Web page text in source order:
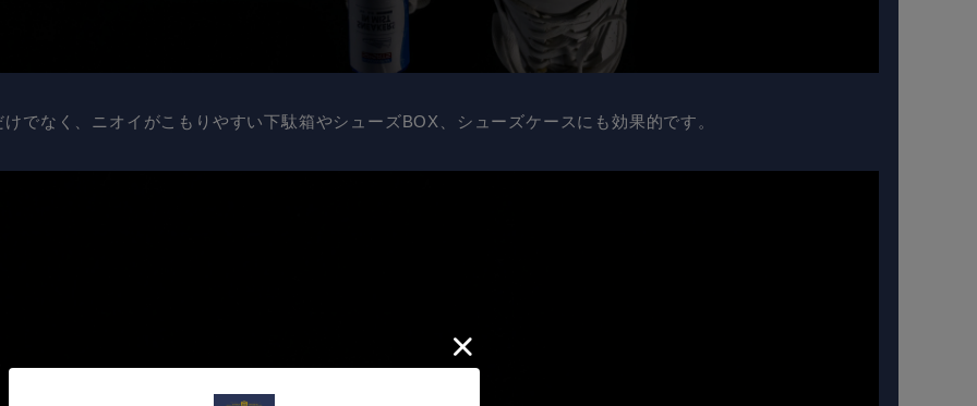
けでなく、ニオイがこもりやすい下駄箱やシューズBOX、シューズケースにも効果的です。